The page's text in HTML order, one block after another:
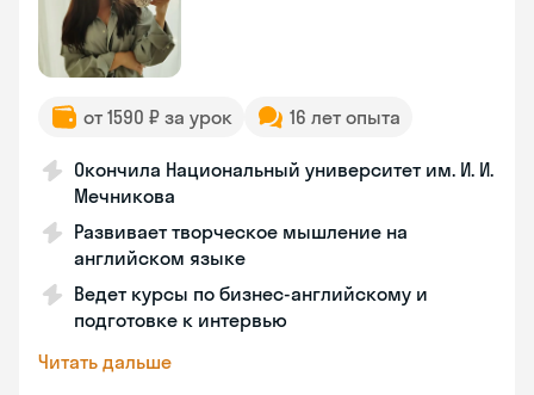
от 1590 ₽ за урок 16 лет опыта
Окончила Национальный университет им. И. И.
Мечникова
Развивает творческое мышление на
английском языке
Ведет курсы по бизнес-английскому и
подготовке к интервью
Читать дальше